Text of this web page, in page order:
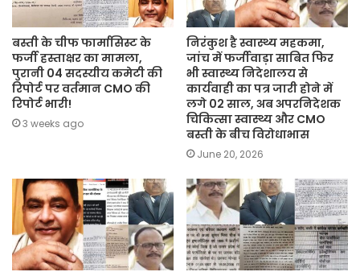
बस्ती के चीफ फार्मासिस्ट के
फर्जी हस्ताक्षर का मामला,
पुरानी 04 सदस्यीय कमेटी की
रिपोर्ट पर वर्तमान CMO की
रिपोर्ट भारी!
3 weeks ago
निरंकुश है स्वास्थ्य महकमा,
जांच में फर्जीवाड़ा साबित फिर
भी स्वास्थ्य निदेशालय से
कार्यवाही का पत्र जारी होने में
लगे 02 साल, अब अपरनिदेशक
चिकित्सा स्वास्थ्य और CMO
बस्ती के बीच विरोधाभास
June 20, 2026